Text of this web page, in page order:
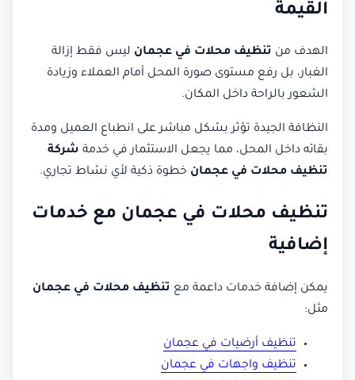
القيمة
الهدف من تنظيف محلات في عجمان ليس فقط إزالة
الغبار، بل رفع مستوى صورة المحل أمام العملاء وزيادة
الشعور بالراحة داخل المكان.
النظافة الجيدة تؤثر بشكل مباشر على انطباع العميل ومدة
بقائه داخل المحل، مما يجعل الاستثمار في خدمة شركة
تنظيف محلات في عجمان خطوة ذكية لأي نشاط تجاري.
تنظيف محلات في عجمان مع خدمات
إضافية
يمكن إضافة خدمات داعمة مع تنظيف محلات في عجمان
مثل:
تنظيف أرضيات في عجمان
تنظيف واجهات في عجمان